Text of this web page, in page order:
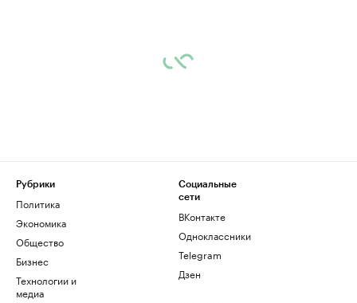
Рубрики
Политика
Экономика
Общество
Бизнес
Технологии и
медиа
Социальные
сети
ВКонтакте
Одноклассники
Telegram
Дзен